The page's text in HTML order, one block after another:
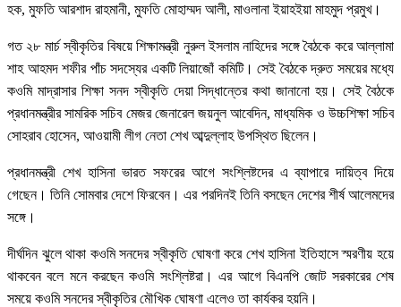
হক, মুফতি আরশাদ রাহমানী, মুফতি মোহাম্মদ আলী, মাওলানা ইয়াহইয়া মাহমুদ প্রমুখ।
গত ২৮ মার্চ স্বীকৃতির বিষয়ে শিক্ষামন্ত্রী নুরুল ইসলাম নাহিদের সঙ্গে বৈঠকে করে আল্লামা
শাহ আহমদ শফীর পাঁচ সদস্যের একটি লিয়াজোঁ কমিটি। সেই বৈঠকে দ্রুত সময়ের মধ্যে
কওমি মাদ্রাসার শিক্ষা সনদ স্বীকৃতি দেয়া সিদ্ধান্তের কথা জানানো হয়। সেই বৈঠকে
প্রধানমন্ত্রীর সামরিক সচিব মেজর জেনারেল জয়নুল আবেদিন, মাধ্যমিক ও উচ্চশিক্ষা সচিব
সোহরাব হোসেন, আওয়ামী লীগ নেতা শেখ আব্দুল্লাহ উপস্থিত ছিলেন।
প্রধানমন্ত্রী শেখ হাসিনা ভারত সফরের আগে সংশ্লিষ্টদের এ ব্যাপারে দায়িত্ব দিয়ে
গেছেন। তিনি সোমবার দেশে ফিরবেন। এর পরদিনই তিনি বসছেন দেশের শীর্ষ আলেমদের
সঙ্গে।
দীর্ঘদিন ঝুলে থাকা কওমি সনদের স্বীকৃতি ঘোষণা করে শেখ হাসিনা ইতিহাসে স্মরণীয় হয়ে
থাকবেন বলে মনে করছেন কওমি সংশ্লিষ্টরা। এর আগে বিএনপি জোট সরকারের শেষ
সময়ে কওমি সনদের স্বীকৃতির মৌখিক ঘোষণা এলেও তা কার্যকর হয়নি।